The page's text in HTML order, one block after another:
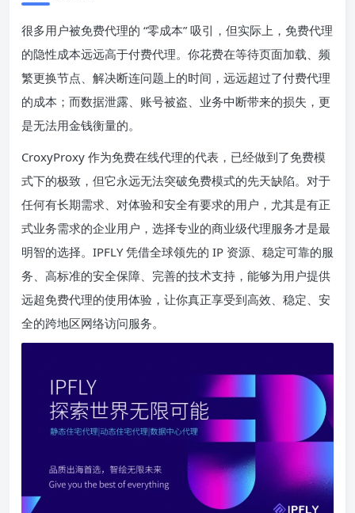
很多用户被免费代理的 “零成本” 吸引，但实际上，免费代理
的隐性成本远远高于付费代理。你花费在等待页面加载、频
繁更换节点、解决断连问题上的时间，远远超过了付费代理
的成本；而数据泄露、账号被盗、业务中断带来的损失，更
是无法用金钱衡量的。
CroxyProxy 作为免费在线代理的代表，已经做到了免费模
式下的极致，但它永远无法突破免费模式的先天缺陷。对于
任何有长期需求、对体验和安全有要求的用户，尤其是有正
式业务需求的企业用户，选择专业的商业级代理服务才是最
明智的选择。IPFLY 凭借全球领先的 IP 资源、稳定可靠的服
务、高标准的安全保障、完善的技术支持，能够为用户提供
远超免费代理的使用体验，让你真正享受到高效、稳定、安
全的跨地区网络访问服务。